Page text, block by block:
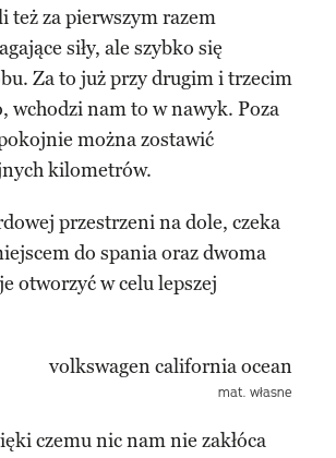
też za pierwszym razem
siły, ale szybko się
Za to już przy drugim i trzecim
wchodzi nam to w nawyk. Poza
można zostawić
kilometrów.
przestrzeni na dole, czeka
do spania oraz dwoma
otworzyć w celu lepszej
mat. własne
czemu nic nam nie zakłóca